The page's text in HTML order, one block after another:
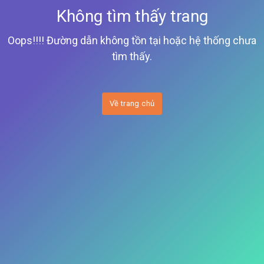
Không tìm thấy trang
Oops!!!! Đường dẫn không tồn tại hoặc hệ thống chưa
tìm thấy.
Về trang chủ